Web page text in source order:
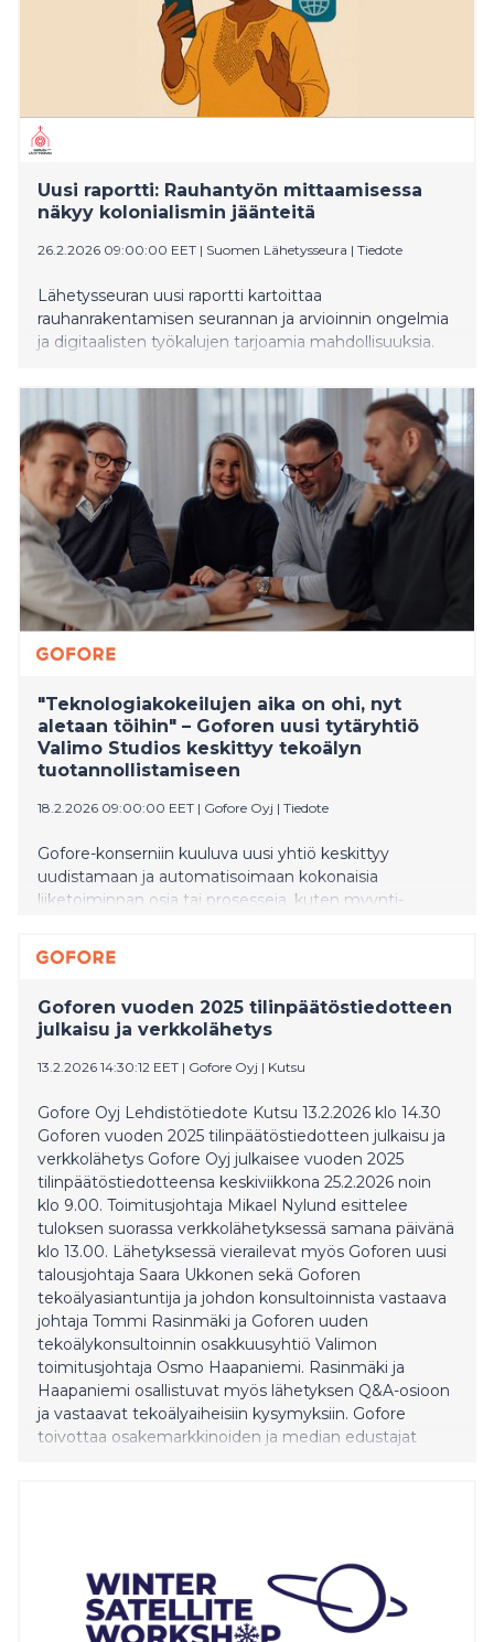
Uusi raportti: Rauhantyön mittaamisessa
näkyy kolonialismin jäänteitä
26.2.2026 09:00:00 EET | Suomen Lähetysseura | Tiedote
Lähetysseuran uusi raportti kartoittaa
rauhanrakentamisen seurannan ja arvioinnin ongelmia
ja digitaalisten työkalujen tarjoamia mahdollisuuksia.
"Teknologiakokeilujen aika on ohi, nyt
aletaan töihin" – Goforen uusi tytäryhtiö
Valimo Studios keskittyy tekoälyn
tuotannollistamiseen
18.2.2026 09:00:00 EET | Gofore Oyj | Tiedote
Gofore-konserniin kuuluva uusi yhtiö keskittyy
uudistamaan ja automatisoimaan kokonaisia
liiketoiminnan osia tai prosesseja, kuten myynti-,
on luoda uutta arvoa – ei vain leikata kustannuksia.
Goforen vuoden 2025 tilinpäätöstiedotteen
julkaisu ja verkkolähetys
13.2.2026 14:30:12 EET | Gofore Oyj | Kutsu
Gofore Oyj Lehdistötiedote Kutsu 13.2.2026 klo 14.30
Goforen vuoden 2025 tilinpäätöstiedotteen julkaisu ja
verkkolähetys Gofore Oyj julkaisee vuoden 2025
tilinpäätöstiedotteensa keskiviikkona 25.2.2026 noin
klo 9.00. Toimitusjohtaja Mikael Nylund esittelee
tuloksen suorassa verkkolähetyksessä samana päivänä
klo 13.00. Lähetyksessä vierailevat myös Goforen uusi
talousjohtaja Saara Ukkonen sekä Goforen
tekoälyasiantuntija ja johdon konsultoinnista vastaava
johtaja Tommi Rasinmäki ja Goforen uuden
tekoälykonsultoinnin osakkuusyhtiö Valimon
toimitusjohtaja Osmo Haapaniemi. Rasinmäki ja
Haapaniemi osallistuvat myös lähetyksen Q&A-osioon
ja vastaavat tekoälyaiheisiin kysymyksiin. Gofore
toivottaa osakemarkkinoiden ja median edustajat